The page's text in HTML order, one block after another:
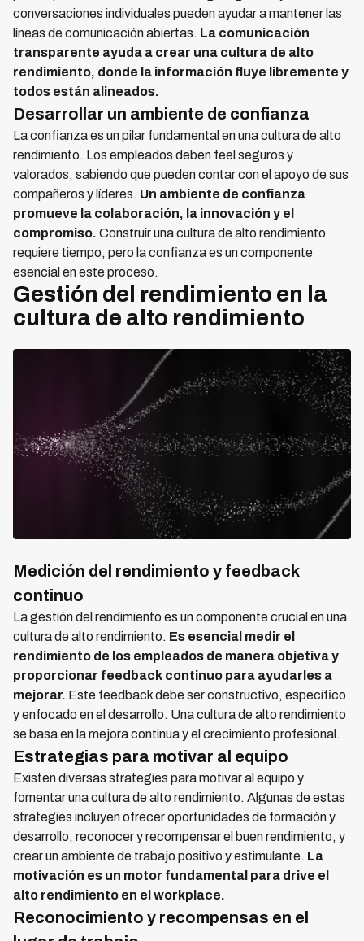
conversaciones individuales pueden ayudar a mantener las
líneas de comunicación abiertas. La comunicación
transparente ayuda a crear una cultura de alto
rendimiento, donde la información fluye libremente y
todos están alineados.
Desarrollar un ambiente de confianza
La confianza es un pilar fundamental en una cultura de alto
rendimiento. Los empleados deben feel seguros y
valorados, sabiendo que pueden contar con el apoyo de sus
compañeros y líderes. Un ambiente de confianza
promueve la colaboración, la innovación y el
compromiso. Construir una cultura de alto rendimiento
requiere tiempo, pero la confianza es un componente
esencial en este proceso.
Gestión del rendimiento en la
cultura de alto rendimiento
Medición del rendimiento y feedback
continuo
La gestión del rendimiento es un componente crucial en una
cultura de alto rendimiento. Es esencial medir el
rendimiento de los empleados de manera objetiva y
proporcionar feedback continuo para ayudarles a
mejorar. Este feedback debe ser constructivo, específico
y enfocado en el desarrollo. Una cultura de alto rendimiento
se basa en la mejora continua y el crecimiento profesional.
Estrategias para motivar al equipo
Existen diversas strategies para motivar al equipo y
fomentar una cultura de alto rendimiento. Algunas de estas
strategies incluyen ofrecer oportunidades de formación y
desarrollo, reconocer y recompensar el buen rendimiento, y
crear un ambiente de trabajo positivo y estimulante. La
motivación es un motor fundamental para drive el
alto rendimiento en el workplace.
Reconocimiento y recompensas en el